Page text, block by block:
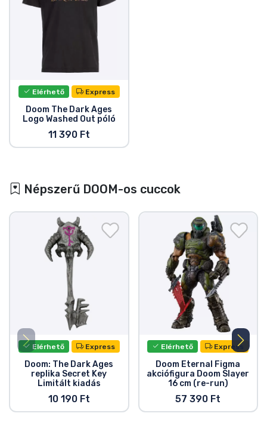
Elérhető Express
Doom The Dark Ages
Logo Washed Out póló
11 390 Ft
Népszerű DOOM-os cuccok
Elérhető Express
Doom: The Dark Ages
replika Secret Key
Limitált kiadás
10 190 Ft
Elérhető Express
Doom Eternal Figma
akciófigura Doom Slayer
16 cm (re-run)
57 390 Ft